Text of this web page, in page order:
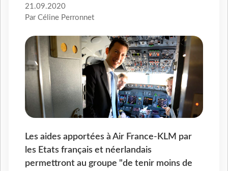
21.09.2020
Par Céline Perronnet
Les aides apportées à Air France-KLM par
les Etats français et néerlandais
permettront au groupe "de tenir moins de